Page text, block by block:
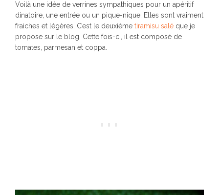
Voilà une idée de verrines sympathiques pour un apéritif
dinatoire, une entrée ou un pique-nique. Elles sont vraiment
fraiches et légères. C’est le deuxièmetiramisu salé que je
propose sur le blog. Cette fois-ci, il est composé de
tomates, parmesan et coppa.